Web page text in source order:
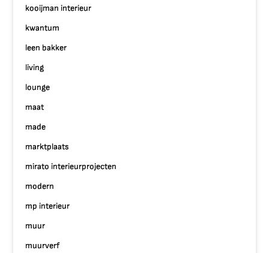
kooijman interieur
kwantum
leen bakker
living
lounge
maat
made
marktplaats
mirato interieurprojecten
modern
mp interieur
muur
muurverf